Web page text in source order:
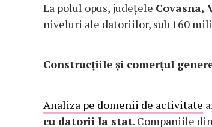
La polul opus, județele Covasna,
niveluri ale datoriilor, sub 160
Construcțiile și comerțul
Analiza pe domenii de activitate
cu datorii la stat. Companiile